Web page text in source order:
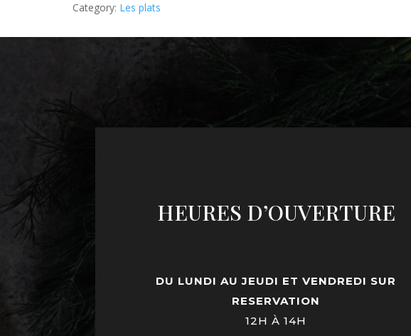
Category: Les plats
HEURES D’OUVERTURE
DU LUNDI AU JEUDI ET VENDREDI SUR
RESERVATION
12H À 14H